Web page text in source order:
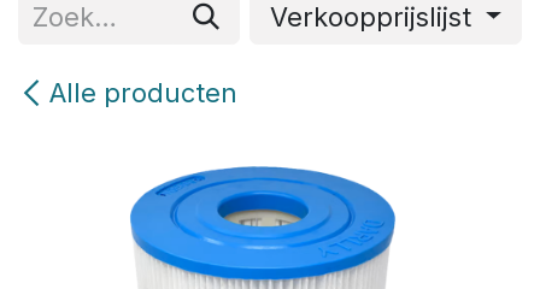
Alle producten
Verkoopprijslijst